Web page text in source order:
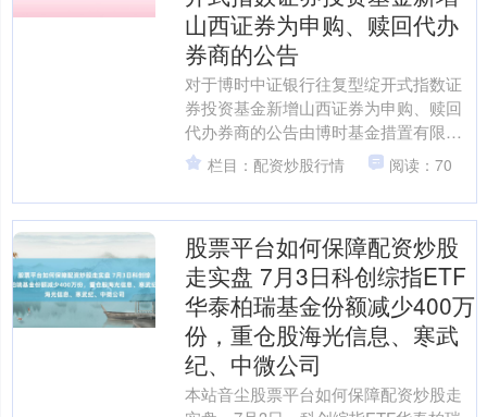
山西证券为申购、赎回代办
券商的公告
对于博时中证银行往复型绽开式指数证
券投资基金新增山西证券为申购、赎回
代办券商的公告由博时基金措置有限公
司（以下简称“本公司”）肯求，并经深圳
证券往复所阐明，自证....
栏目：配资炒股行情 阅读：70
股票平台如何保障配资炒股
走实盘 7月3日科创综指ETF
华泰柏瑞基金份额减少400万
份，重仓股海光信息、寒武
纪、中微公司
本站音尘股票平台如何保障配资炒股走